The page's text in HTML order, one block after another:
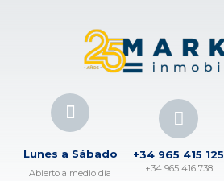
Lunes a Sábado
Abierto a medio día
+34 965 415 125
+34 965 416 738